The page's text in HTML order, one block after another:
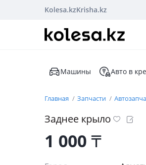
Kolesa.kzKrisha.kz
Машины Авто в
Главная Запчасти
Заднее крыло
1 000₸